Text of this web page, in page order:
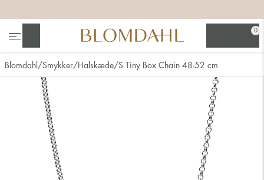
0
Næsesmykker
Blomdahl Smykker Halskæde S Tiny Box Chain 48-52 cm